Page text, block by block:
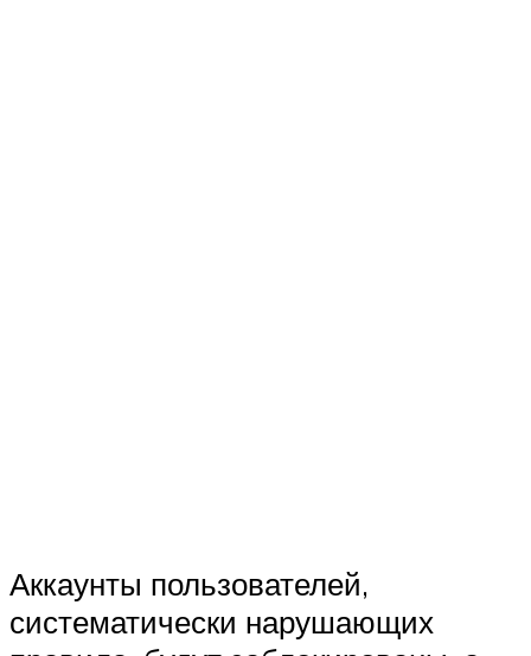
Аккаунты пользователей,
систематически нарушающих